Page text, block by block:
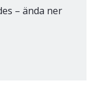
– ända ner